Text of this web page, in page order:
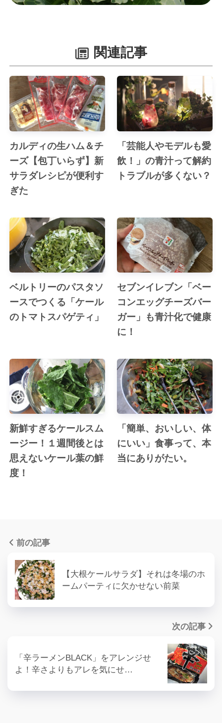
関連記事
カルディの生ハム＆チ
ーズ【包丁いらず】新
サラダレシピが便利す
ぎた
「芸能人やモデルも愛
飲！」の青汁って解約
トラブルが多くない？
ベルトリーのパスタソ
ースでつくる「ケール
のトマトスパゲティ」
セブンイレブン「ベー
コンエッグチーズバー
ガー」も青汁化で健康
に！
新鮮すぎるケールスム
ージー！１週間後とは
思えないケール葉の鮮
度！
「簡単、おいしい、体
にいい」食事って、本
当にありがたい。
前の記事
【大根ケールサラダ】それは冬場のホ
ームパーティに欠かせない前菜
次の記事
「辛ラーメンBLACK」をアレンジせ
よ！辛さよりもアレを気にせ…